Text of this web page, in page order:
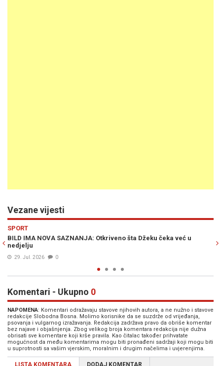
Vezane vijesti
već u
ZMAJEVI SPREMNI ZA NJEMAČKE VELIKANE: Džeko i
23. Jul. 2026
Komentari - Ukupno 0
NAPOMENA: Komentari odražavaju stavove njihovih autora, a ne nužno i stavove
redakcije Slobodna Bosna. Molimo korisnike da se suzdrže od vrijeđanja,
psovanja i vulgarnog izražavanja. Redakcija zadržava pravo da obriše komentar
bez najave i objašnjenja. Zbog velikog broja komentara redakcija nije dužna
obrisati sve komentare koji krše pravila. Kao čitalac također prihvatate
mogućnost da među komentarima mogu biti pronađeni sadržaji koji mogu biti
u suprotnosti sa vašim vjerskim, moralnim i drugim načelima i uvjerenjima.
LISTA KOMENTARA DODAJ KOMENTAR